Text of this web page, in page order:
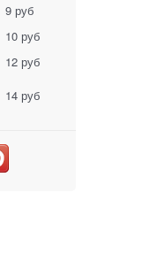
9 руб
10 руб
12 руб
14 руб